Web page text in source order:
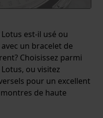
est-il usé ou
un bracelet de
Choisissez parmi
ou visitez
pour un excellent
de haute